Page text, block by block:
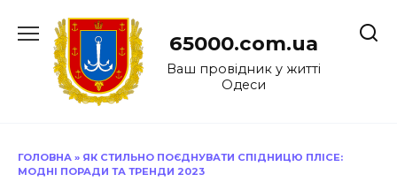
до
65000.com.ua
Ваш провідник у житті
Одеси
ГОЛОВНА » ЯК СТИЛЬНО ПОЄДНУВАТИ СПІДНИЦЮ ПЛІСЕ:
МОДНІ ПОРАДИ ТА ТРЕНДИ 2023